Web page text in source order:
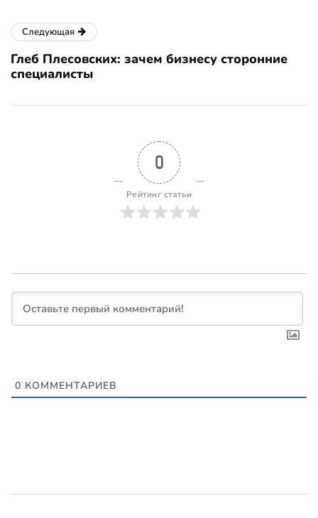
Следующая
Глеб Плесовских: зачем бизнесу сторонние
специалисты
0
Рейтинг статьи
0 КОММЕНТАРИЕВ